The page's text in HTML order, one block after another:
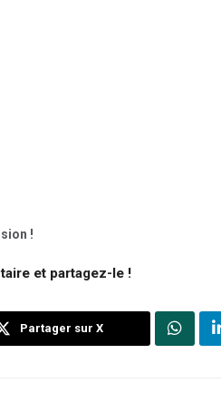
!
et partagez-le !
Partager sur X